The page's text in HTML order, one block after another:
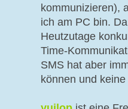
kommunizieren),
ich am PC bin.
Heutzutage
Time-
SMS hat aber
können und